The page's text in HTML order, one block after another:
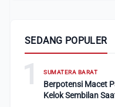
SEDANG POPULER
1 SUMATERA BARAT
Berpotensi Macet
Kelok Sembilan